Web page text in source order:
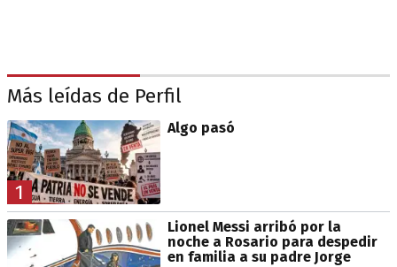
Más leídas de Perfil
1
Algo pasó
Lionel Messi arribó por la
noche a Rosario para despedir
en familia a su padre Jorge